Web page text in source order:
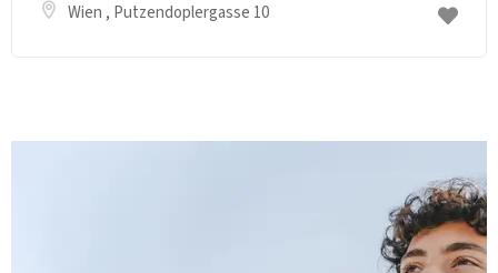
Wien , Putzendoplergasse 10